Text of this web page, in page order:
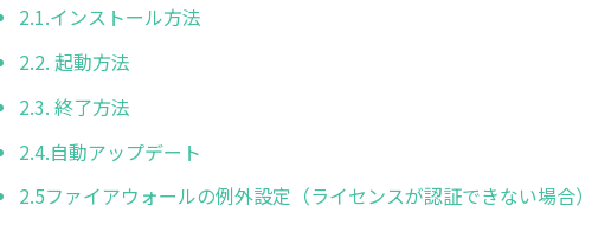
2.1.インストール方法
2.2. 起動方法
2.3. 終了方法
2.4.自動アップデート
2.5ファイアウォールの例外設定（ライセンスが認証できない場合）